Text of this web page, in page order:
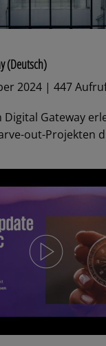
(Deutsch)
2024 | 447
Digital Gateway
out-Projekten